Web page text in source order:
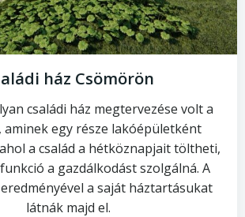
ház Csömörön
családi ház megtervezése volt a
egy része lakóépületként
a család a hétköznapjait töltheti,
a gazdálkodást szolgálná. A
a saját háztartásukat
látnák majd el.